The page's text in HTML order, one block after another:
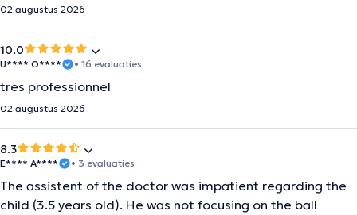
02 augustus 2026
10.0
U**** O**** • 16 evaluaties
tres professionnel
02 augustus 2026
8.3
E**** A**** • 3 evaluaties
The assistent of the doctor was impatient regarding the
child (3.5 years old). He was not focusing on the ball